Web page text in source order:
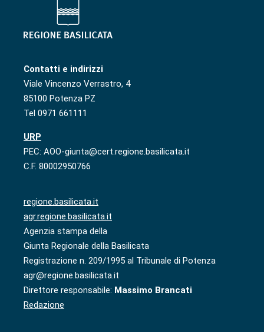
Contatti e indirizzi
Viale Vincenzo Verrastro, 4
85100 Potenza PZ
Tel 0971 661111
URP
PEC: AOO-giunta@cert.regione.basilicata.it
C.F. 80002950766
regione.basilicata.it
agr.regione.basilicata.it
Agenzia stampa della
Giunta Regionale della Basilicata
Registrazione n. 209/1995 al Tribunale di Potenza
agr@regione.basilicata.it
Direttore responsabile: Massimo Brancati
Redazione